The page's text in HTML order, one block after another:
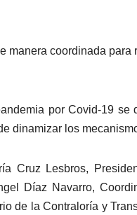
manera coordinada
por Covid-19
dinamizar los
Cruz Lesbros,
Díaz Navarro,
de la Contraloría y